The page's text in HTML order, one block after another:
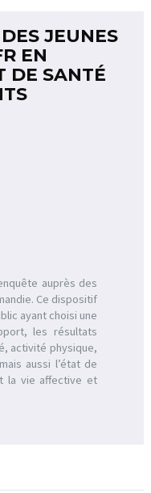
JEUNES
EN
DE SANTÉ
auprès des
Ce dispositif
ayant choisi une
les résultats
activité physique,
aussi l’état de
la vie affective et